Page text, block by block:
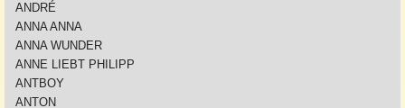
ANDRÉ
ANNA ANNA
ANNA WUNDER
ANNE LIEBT PHILIPP
ANTBOY
ANTON